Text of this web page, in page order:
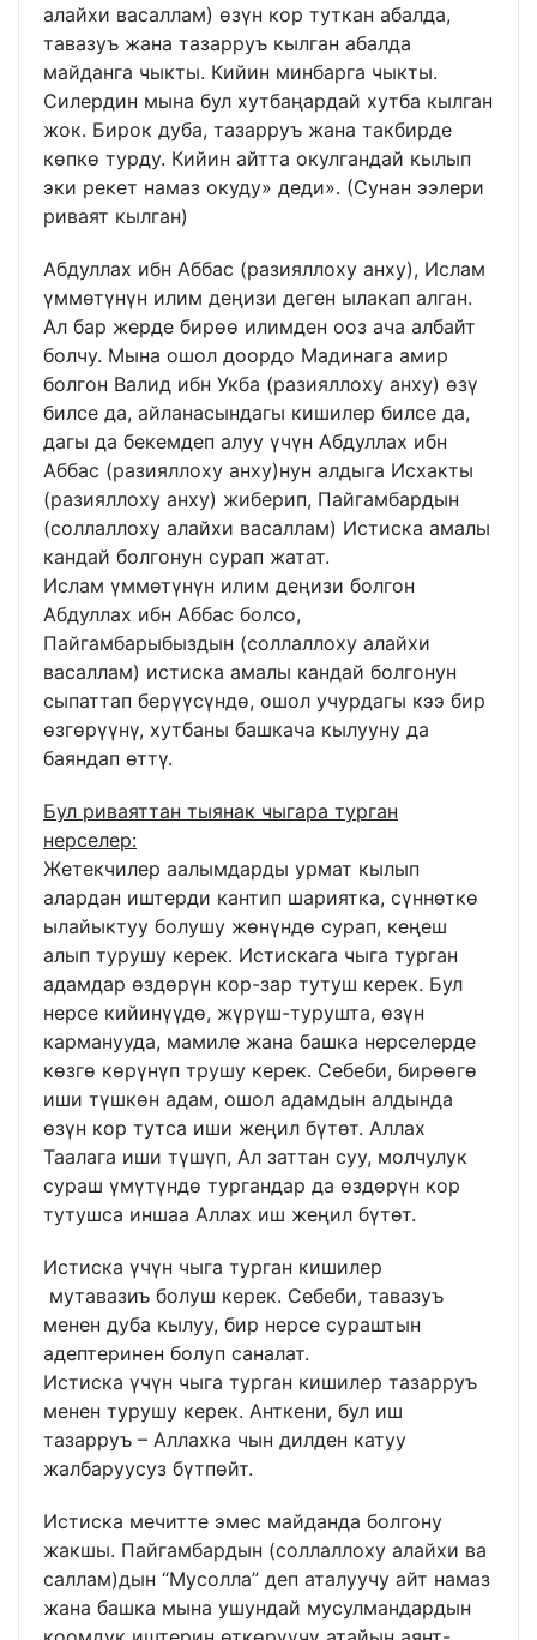
алайхи васаллам) өзүн кор туткан абалда,
тавазуъ жана тазарруъ кылган абалда
майданга чыкты. Кийин минбарга чыкты.
Силердин мына бул хутбаңардай хутба кылган
жок. Бирок дуба, тазарруъ жана такбирде
көпкө турду. Кийин айтта окулгандай кылып
эки рекет намаз окуду» деди». (Сунан ээлери
риваят кылган)
Абдуллах ибн Аббас (разияллоху анху), Ислам
үммөтүнүн илим деңизи деген ылакап алган.
Ал бар жерде бирөө илимден ооз ача албайт
болчу. Мына ошол доордо Мадинага амир
болгон Валид ибн Укба (разияллоху анху) өзү
билсе да, айланасындагы кишилер билсе да,
дагы да бекемдеп алуу үчүн Абдуллах ибн
Аббас (разияллоху анху)нун алдыга Исхакты
(разияллоху анху) жиберип, Пайгамбардын
(соллаллоху алайхи васаллам) Истиска амалы
кандай болгонун сурап жатат.
Ислам үммөтүнүн илим деңизи болгон
Абдуллах ибн Аббас болсо,
Пайгамбарыбыздын (соллаллоху алайхи
васаллам) истиска амалы кандай болгонун
сыпаттап берүүсүндө, ошол учурдагы кээ бир
өзгөрүүнү, хутбаны башкача кылууну да
баяндап өттү.
Бул риваяттан тыянак чыгара турган
нерселер:
Жетекчилер аалымдарды урмат кылып
алардан иштерди кантип шариятка, сүннөткө
ылайыктуу болушу жөнүндө сурап, кеңеш
алып турушу керек. Истискага чыга турган
адамдар өздөрүн кор-зар тутуш керек. Бул
нерсе кийинүүдө, жүрүш-турушта, өзүн
карманууда, мамиле жана башка нерселерде
көзгө көрүнүп трушу керек. Себеби, бирөөгө
иши түшкөн адам, ошол адамдын алдында
өзүн кор тутса иши жеңил бүтөт. Аллах
Таалага иши түшүп, Ал заттан суу, молчулук
сураш үмүтүндө тургандар да өздөрүн кор
тутушса иншаа Аллах иш жеңил бүтөт.
Истиска үчүн чыга турган кишилер
мутавазиъ болуш керек. Себеби, тавазуъ
менен дуба кылуу, бир нерсе сураштын
адептеринен болуп саналат.
Истиска үчүн чыга турган кишилер тазарруъ
менен турушу керек. Анткени, бул иш
тазарруъ – Аллахка чын дилден катуу
жалбаруусуз бүтпөйт.
Истиска мечитте эмес майданда болгону
жакшы. Пайгамбардын (соллаллоху алайхи ва
саллам)дын “Мусолла” деп аталуучу айт намаз
жана башка мына ушундай мусулмандардын